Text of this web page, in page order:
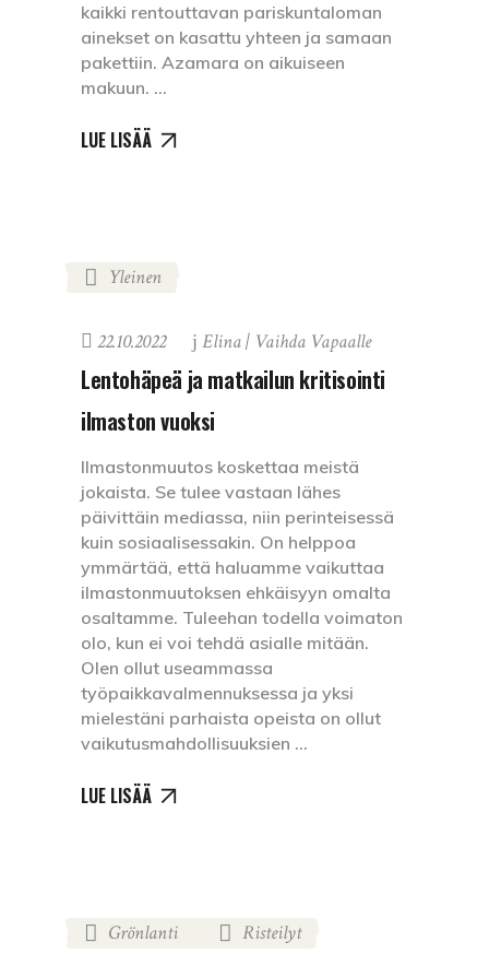
kaikki rentouttavan pariskuntaloman
ainekset on kasattu yhteen ja samaan
pakettiin. Azamara on aikuiseen
makuun.
LUE LISÄÄ
Yleinen
22.10.2022 Elina | Vaihda Vapaalle
Lentohäpeä ja matkailun kritisointi
ilmaston vuoksi
Ilmastonmuutos koskettaa meistä
jokaista. Se tulee vastaan lähes
päivittäin mediassa, niin perinteisessä
kuin sosiaalisessakin. On helppoa
ymmärtää, että haluamme vaikuttaa
ilmastonmuutoksen ehkäisyyn omalta
osaltamme. Tuleehan todella voimaton
olo, kun ei voi tehdä asialle mitään.
Olen ollut useammassa
työpaikkavalmennuksessa ja yksi
mielestäni parhaista opeista on ollut
vaikutusmahdollisuuksien
LUE LISÄÄ
Grönlanti Risteilyt